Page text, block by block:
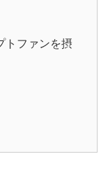
トファンを摂